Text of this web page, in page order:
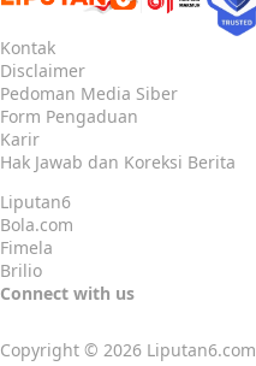
Kontak
Disclaimer
Pedoman Media Siber
Form Pengaduan
Karir
Hak Jawab dan Koreksi Berita
Liputan6
Bola.com
Fimela
Brilio
Connect with us
Copyright © 2026 Liputan6.com